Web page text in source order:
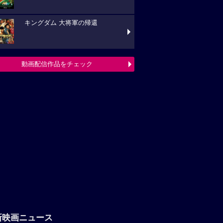
キングダム 大将軍の帰還
動画配信作品をチェック
映画ニュース